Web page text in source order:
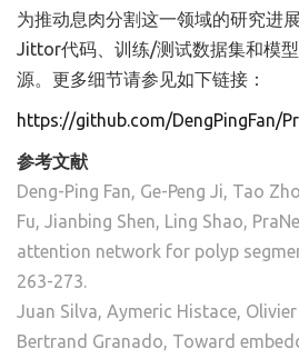
为推动息肉分割这一领域的研究进
Jittor代码、训练/测试数据集和模
源。更多细节请参见如下链接：
https://github.com/DengPingFan/
参考文献
Deng-Ping Fan, Ge-Peng Ji, Tao
Fu, Jianbing Shen, Ling Shao,
attention network for polyp
263-273.
Juan Silva, Aymeric Histace,
Bertrand Granado, Toward